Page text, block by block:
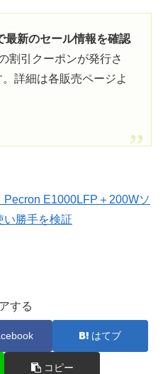
最新のセール情報を確認
割引クーポンが発行さ
詳細は各販売ページよ
Pecron E1000LFP＋200Wソ
い勝手を検証
する
はてブ
コピー